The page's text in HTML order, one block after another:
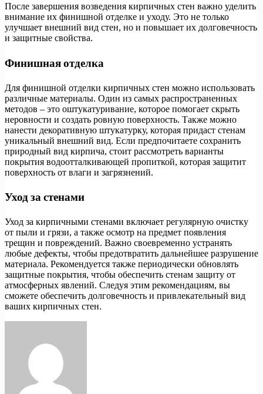
После завершения возведения кирпичных стен важно уделить
внимание их финишной отделке и уходу. Это не только
улучшает внешний вид стен, но и повышает их долговечность
и защитные свойства.
Финишная отделка
Для финишной отделки кирпичных стен можно использовать
различные материалы. Один из самых распространенных
методов – это оштукатуривание, которое помогает скрыть
неровности и создать ровную поверхность. Также можно
нанести декоративную штукатурку, которая придаст стенам
уникальный внешний вид. Если предпочитаете сохранить
природный вид кирпича, стоит рассмотреть варианты
покрытия водоотталкивающей пропиткой, которая защитит
поверхность от влаги и загрязнений.
Уход за стенами
Уход за кирпичными стенами включает регулярную очистку
от пыли и грязи, а также осмотр на предмет появления
трещин и повреждений. Важно своевременно устранять
любые дефекты, чтобы предотвратить дальнейшее разрушение
материала. Рекомендуется также периодически обновлять
защитные покрытия, чтобы обеспечить стенам защиту от
атмосферных явлений. Следуя этим рекомендациям, вы
сможете обеспечить долговечность и привлекательный вид
ваших кирпичных стен.